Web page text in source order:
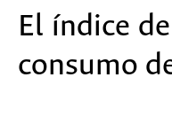
El índice
consumo